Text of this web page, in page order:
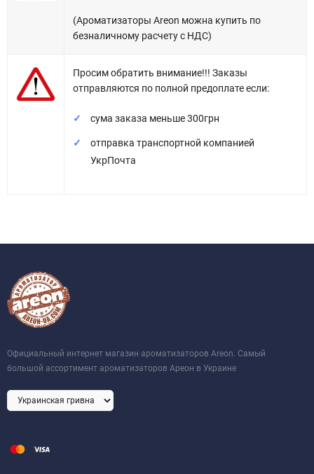
(Ароматизаторы Areon можна купить по
безналичному расчету с НДС)
Просим обратить внимание!!! Заказы
отправляются по полной предоплате если:
сума заказа меньше 300грн
отправка транспортной компанией
УкрПочта
Официальный интернет магазин ароматизаторов Areon. Самый
большой ассортимент ароматизаторов Ареон в Украине